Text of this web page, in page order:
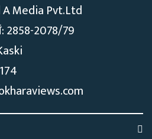
A Media Pvt.Ltd
2858-2078/79